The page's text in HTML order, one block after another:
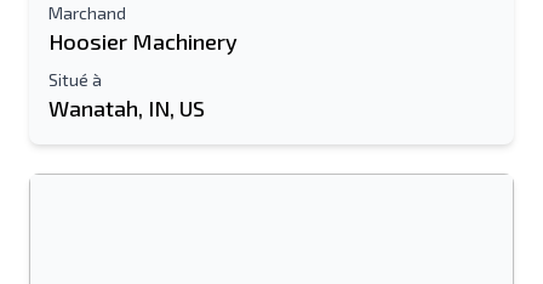
Marchand
Hoosier Machinery
Situé à
Wanatah, IN, US